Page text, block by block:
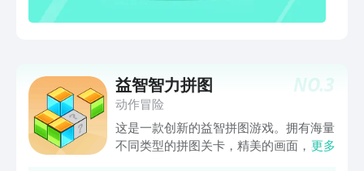
NO.3
益智智力拼图
动作冒险
这是一款创新的益智拼图游戏。拥有海量
不同类型的拼图关卡，精美的画面，易于
更多